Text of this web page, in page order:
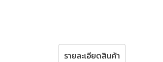
รายละเอียดสินค้า